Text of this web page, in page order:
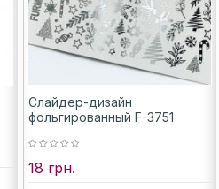
Слайдер-дизайн
фольгированный F-3751
18 грн.